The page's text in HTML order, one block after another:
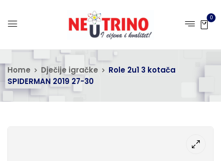
0
Home Dječije igračke
Role 2u1 3 kotača
SPIDERMAN 2019 27-30